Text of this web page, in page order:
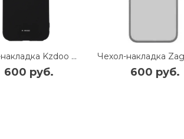
Чехол-накладка Kzdoo Q Series для Apple iPhone 14 силиконовый (черный)
600 руб. 600 руб.